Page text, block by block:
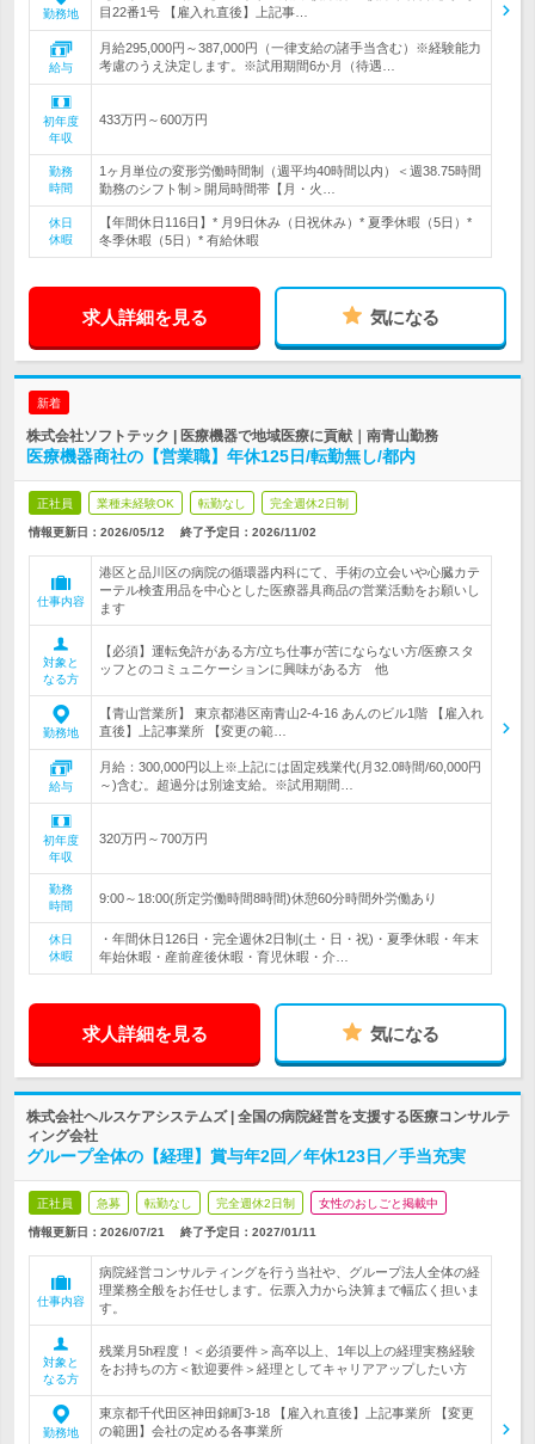
勤務地
目22番1号 【雇入れ直後】上記事…
給与
月給295,000円～387,000円（一律支給の諸手当含む）※経験能力
考慮のうえ決定します。※試用期間6か月（待遇…
初年度
年収
433万円～600万円
勤務
時間
1ヶ月単位の変形労働時間制（週平均40時間以内）＜週38.75時間
勤務のシフト制＞開局時間帯【月・火…
休日
休暇
【年間休日116日】* 月9日休み（日祝休み）* 夏季休暇（5日）*
冬季休暇（5日）* 有給休暇
求人詳細を見る 気になる
新着
株式会社ソフトテック | 医療機器で地域医療に貢献｜南青山勤務
医療機器商社の【営業職】年休125日/転勤無し/都内
正社員 業種未経験OK 転勤なし 完全週休2日制
情報更新日：2026/05/12 終了予定日： 2026/11/02
仕事内容
港区と品川区の病院の循環器内科にて、手術の立会いや心臓カテ
ーテル検査用品を中心とした医療器具商品の営業活動をお願いし
ます
対象と
なる方
【必須】運転免許がある方/立ち仕事が苦にならない方/医療スタ
ッフとのコミュニケーションに興味がある方 他
勤務地
【青山営業所】 東京都港区南青山2-4-16 あんのビル1階 【雇入れ
直後】上記事業所 【変更の範…
給与
月給：300,000円以上※上記には固定残業代(月32.0時間/60,000円
～)含む。超過分は別途支給。※試用期間…
初年度
年収
320万円～700万円
勤務
時間
9:00～18:00(所定労働時間8時間)休憩60分時間外労働あり
休日
休暇
・年間休日126日・完全週休2日制(土・日・祝)・夏季休暇・年末
年始休暇・産前産後休暇・育児休暇・介…
求人詳細を見る 気になる
株式会社ヘルスケアシステムズ | 全国の病院経営を支援する医療コンサルテ
ィング会社
グループ全体の【経理】賞与年2回／年休123日／手当充実
正社員 急募 転勤なし 完全週休2日制 女性のおしごと掲載中
情報更新日：2026/07/21 終了予定日： 2027/01/11
仕事内容
病院経営コンサルティングを行う当社や、グループ法人全体の経
理業務全般をお任せします。伝票入力から決算まで幅広く担いま
す。
対象と
なる方
残業月5h程度！＜必須要件＞高卒以上、1年以上の経理実務経験
をお持ちの方＜歓迎要件＞経理としてキャリアアップしたい方
勤務地
東京都千代田区神田錦町3-18 【雇入れ直後】上記事業所 【変更
の範囲】会社の定める各事業所